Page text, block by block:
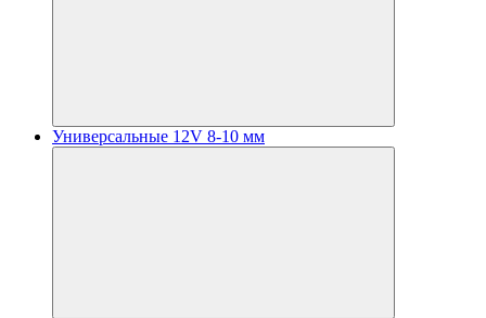
Универсальные 12V 8-10 мм